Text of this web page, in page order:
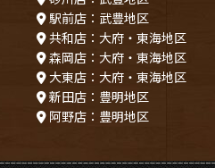
駅前店：武豊地区
共和店：大府・東海地区
森岡店：大府・東海地区
大東店：大府・東海地区
新田店：豊明地区
阿野店：豊明地区